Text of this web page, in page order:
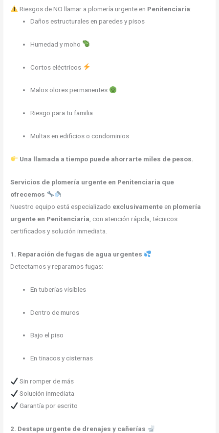
Riesgos de NO llamar a plomería urgente en Penitenciaria:
Daños estructurales en paredes y pisos
Humedad y moho
Cortos eléctricos
Malos olores permanentes
Riesgo para tu familia
Multas en edificios o condominios
Una llamada a tiempo puede ahorrarte miles de pesos.
Servicios de plomería urgente en Penitenciaria que
ofrecemos
Nuestro equipo está especializado exclusivamente en plomería
urgente en Penitenciaria , con atención rápida, técnicos
certificados y solución inmediata.
1. Reparación de fugas de agua urgentes
Detectamos y reparamos fugas:
En tuberías visibles
Dentro de muros
Bajo el piso
En tinacos y cisternas
Sin romper de más
Solución inmediata
Garantía por escrito
2. Destape urgente de drenajes y cañerías